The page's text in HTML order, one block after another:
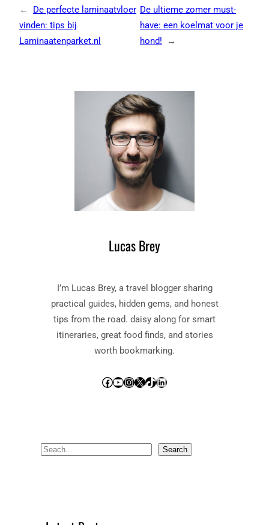
←
De perfecte laminaatvloer
vinden: tips bij
Laminaatenparket.nl
De ultieme zomer must-
have: een koelmat voor je
hond!
→
Lucas Brey
I’m Lucas Brey, a travel blogger sharing
practical guides, hidden gems, and honest
tips from the road. daisy along for smart
itineraries, great food finds, and stories
worth bookmarking.
Facebook YouTube InstagramX TikTok LinkedIn
S
Search